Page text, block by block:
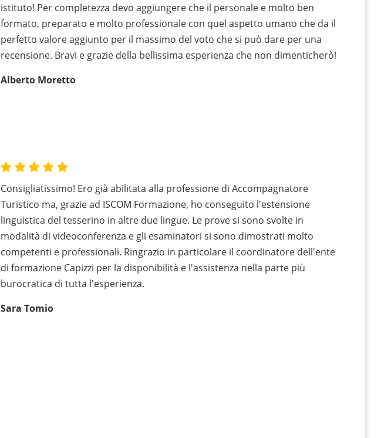
istituto! Per completezza devo aggiungere che il personale e molto ben
formato, preparato e molto professionale con quel aspetto umano che da il
perfetto valore aggiunto per il massimo del voto che si può dare per una
recensione. Bravi e grazie della bellissima esperienza che non dimenticherò!
Alberto Moretto
Consigliatissimo! Ero già abilitata alla professione di Accompagnatore
Turistico ma, grazie ad ISCOM Formazione, ho conseguito l'estensione
linguistica del tesserino in altre due lingue. Le prove si sono svolte in
modalità di videoconferenza e gli esaminatori si sono dimostrati molto
competenti e professionali. Ringrazio in particolare il coordinatore dell'ente
di formazione Capizzi per la disponibilità e l'assistenza nella parte più
burocratica di tutta l'esperienza.
Sara Tomio